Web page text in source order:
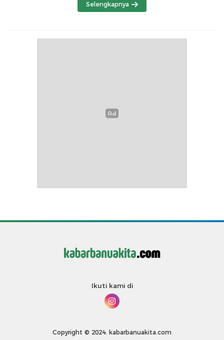
Selengkapnya
Ikuti kami di
Copyright © 2024. kabarbanuakita.com